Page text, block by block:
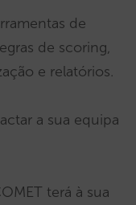
de
de scoring,
e relatórios.
a sua equipa
terá à sua